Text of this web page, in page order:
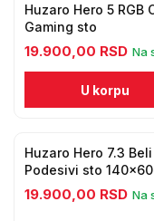
Huzaro Hero 5 RGB
Gaming sto
19.900,00 RSD Na
U korpu
Huzaro Hero 7.3 Beli
Podesivi sto
19.900,00 RSD Na